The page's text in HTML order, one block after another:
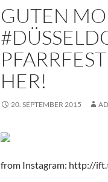
GUTEN
HER!
20. SEPTEMBER 2015
from Instagram: http://